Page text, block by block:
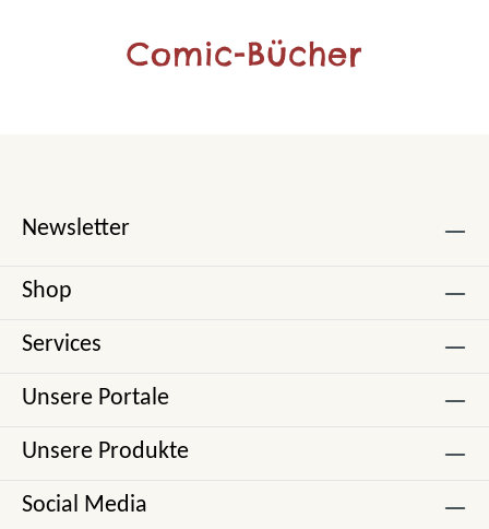
Comic-Bücher
Newsletter
Shop
Services
Unsere Portale
Unsere Produkte
Social Media